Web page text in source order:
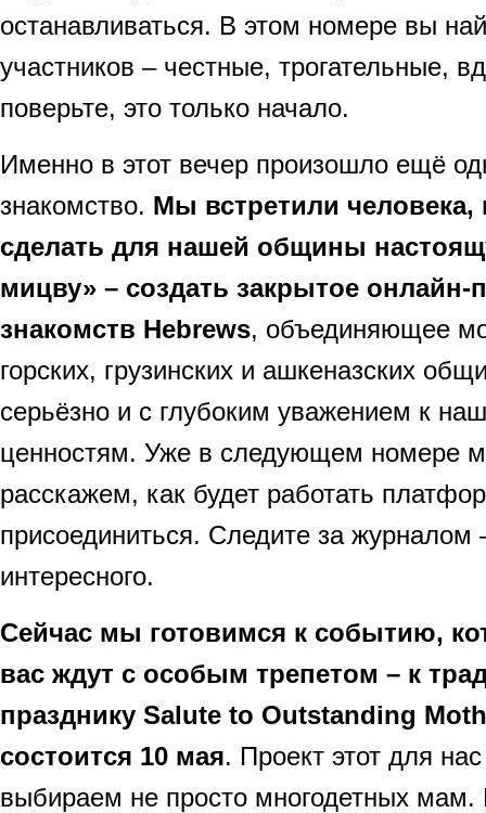
останавливаться. В этом номере вы
участников – честные, трогательные,
поверьте, это только начало.
Именно в этот вечер произошло ещё
знакомство. Мы встретили
сделать для нашей общины
мицву» – создать закрытое
знакомств Hebrews, объединяющее
горских, грузинских и ашкеназских
серьёзно и с глубоким уважением к
ценностям. Уже в следующем номере
расскажем, как будет работать
присоединиться. Следите за журналом
интересного.
Сейчас мы готовимся к событию,
вас ждут с особым трепетом – к
празднику Salute to Outstanding
состоится 10 мая. Проект этот для
выбираем не просто многодетных